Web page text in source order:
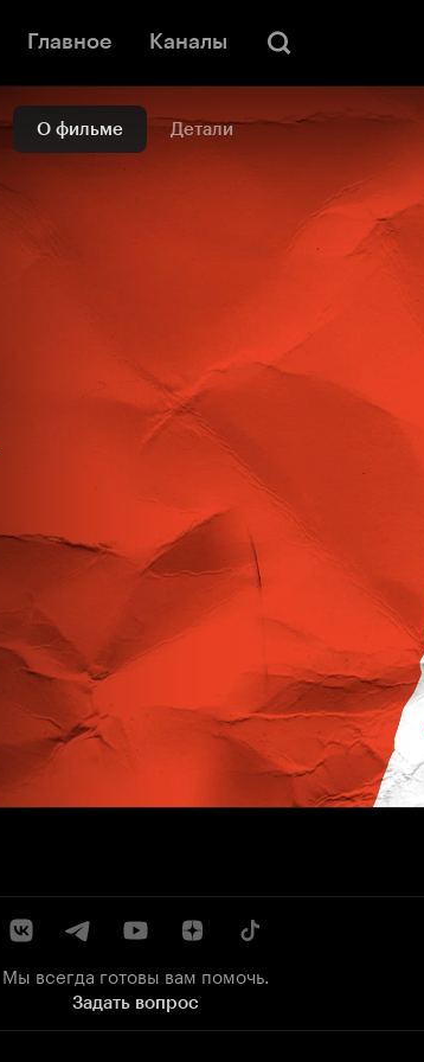
Главное Каналы
О фильме Детали
Мы всегда готовы вам помочь.
Задать вопрос